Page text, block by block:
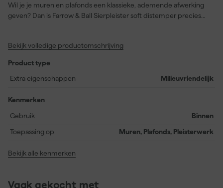
Wil je je muren en plafonds een klassieke, ademende afwerking
geven? Dan is Farrow & Ball Sierpleister soft distemper precies
dekkende kleurdekking en een rustgevende, frisse witte tint
deze verf prachtig in elke binnenruimte. Stofdroog na slechts 2
uur en overschilderbaar na 2 uur, bespaar je tijd zonder in te
per liter krijg je bovendien veel waar voor je geld. Let op: deze
afwasbaar of afneembaar. Ideaal voor gebruik binnenshuis, met
een extra matte glans voor een subtiele, verfijnde uitstraling.
Bekijk volledige productomschrijving
Product type
Extra eigenschappen
Milieuvriendelijk
Kenmerken
Gebruik
Binnen
Toepassing op Muren, Plafonds, Pleisterwerk
Bekijk alle kenmerken
Vaak gekocht met